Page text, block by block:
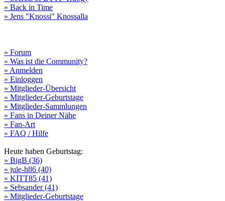
» Back in Time
» Jens "Knossi" Knossalla
» Forum
» Was ist die Community?
» Anmelden
» Einloggen
» Mitglieder-Übersicht
» Mitglieder-Geburtstage
» Mitglieder-Sammlungen
» Fans in Deiner Nähe
» Fan-Art
» FAQ / Hilfe
Heute haben Geburtstag:
» BigB (36)
» jule-h86 (40)
» KITT85 (41)
» Sebsander (41)
» Mitglieder-Geburtstage